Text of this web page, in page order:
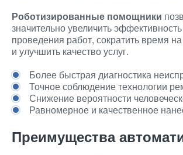
Роботизированные помощники
значительно увеличить
проведения работ, сократить время
и улучшить качество услуг.
Более быстрая диагностика
Точное соблюдение технологии
Снижение вероятности
Равномерное и качественное
Преимущества